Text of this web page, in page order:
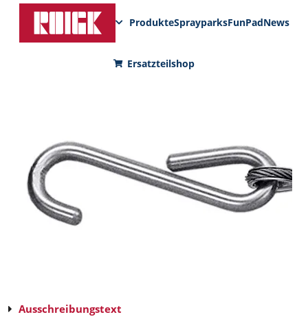
ProdukteSprayparksFunPadNews
Ersatzteilshop
Ausschreibungstext